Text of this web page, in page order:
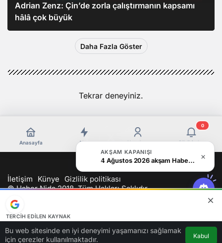
Adrian Zenz: Çin’de zorla çalıştırmanın kapsamı
hâlâ çok büyük
Daha Fazla Göster
Tekrar deneyiniz.
AKŞAM KAPANIŞI
4 Ağustos 2026 akşam Haber Bülteni
Bu web sitesinde en iyi deneyimi yaşamanızı sağlamak
için çerezler kullanılmaktadır.
Kabul
Anasayfa Akış Hesabım Bildirimler
0
İletişim Künye
Gizlilik politikası
© Haber Nida 2018, Tüm Hakları Saklıdır
TERCIH EDILEN KAYNAK
Kaynağı Ekle